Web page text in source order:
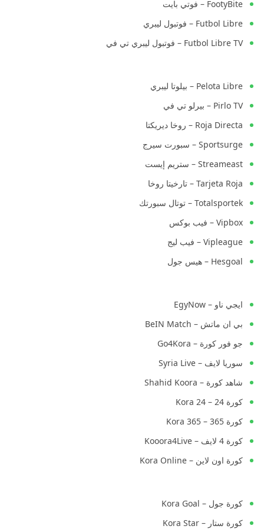
FootyBite – فوتي بايت
Futbol Libre – فوتبول ليبري
Futbol Libre TV – فوتبول ليبري تي في
Pelota Libre – بيلوتا ليبري
Pirlo TV – بيرلو تي في
Roja Directa – روخا ديريكتا
Sportsurge – سبورت سيرج
Streameast – ستريم إيست
Tarjeta Roja – تارخيتا روخا
Totalsportek – توتال سبورتك
Vipbox – فيب بوكس
Vipleague – فيب ليج
Hesgoal – هيس جول
ايجي ناو – EgyNow
بي ان ماتش – BeIN Match
جو فور كورة – Go4Kora
سوريا لايف – Syria Live
شاهد كورة – Shahid Koora
كورة 24 – Kora 24
كورة 365 – Kora 365
كورة 4 لايف – Kooora4Live
كورة اون لاين – Kora Online
كورة جول – Kora Goal
كورة ستار – Kora Star